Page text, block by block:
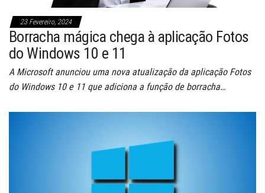
23 Fevereiro, 2024
Borracha mágica chega à aplicação Fotos
do Windows 10 e 11
A Microsoft anunciou uma nova atualização da aplicação Fotos
do Windows 10 e 11 que adiciona a função de borracha…